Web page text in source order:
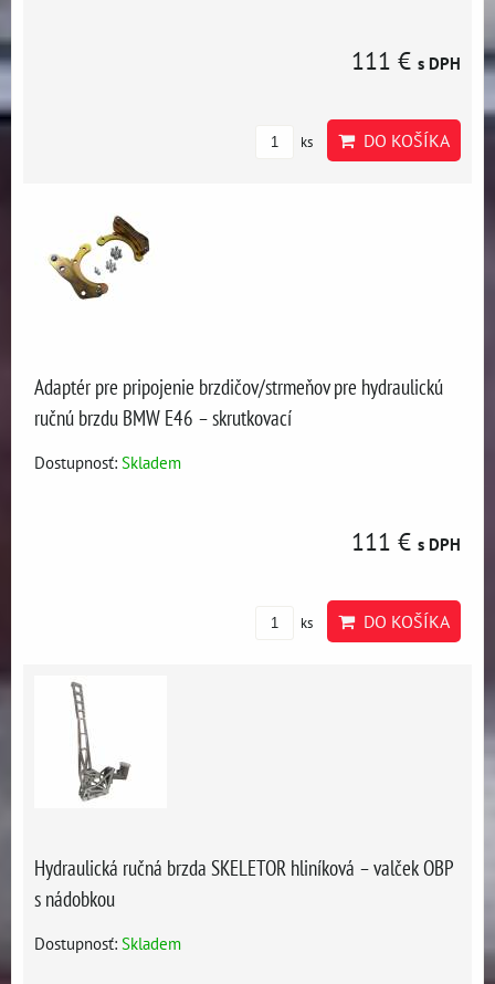
111 € s DPH
ks DO KOŠÍKA
Adaptér pre pripojenie brzdičov/strmeňov pre hydraulickú
ručnú brzdu BMW E46 – skrutkovací
Dostupnosť: Skladem
111 € s DPH
ks DO KOŠÍKA
Hydraulická ručná brzda SKELETOR hliníková – valček OBP
s nádobkou
Dostupnosť: Skladem